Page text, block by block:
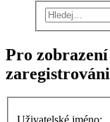
Pro
Uživatelské jméno: